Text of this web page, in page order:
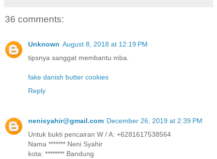
36 comments:
Unknown August 8, 2018 at 12:19 PM
tipsnya sanggat membantu mba.
fake danish butter cookies
Reply
nenisyahir@gmail.com December 26, 2019 at 2:39 PM
Untuk bukti pencairan W / A: +6281617538564
Nama ******* Neni Syahir
kota: ******** Bandung